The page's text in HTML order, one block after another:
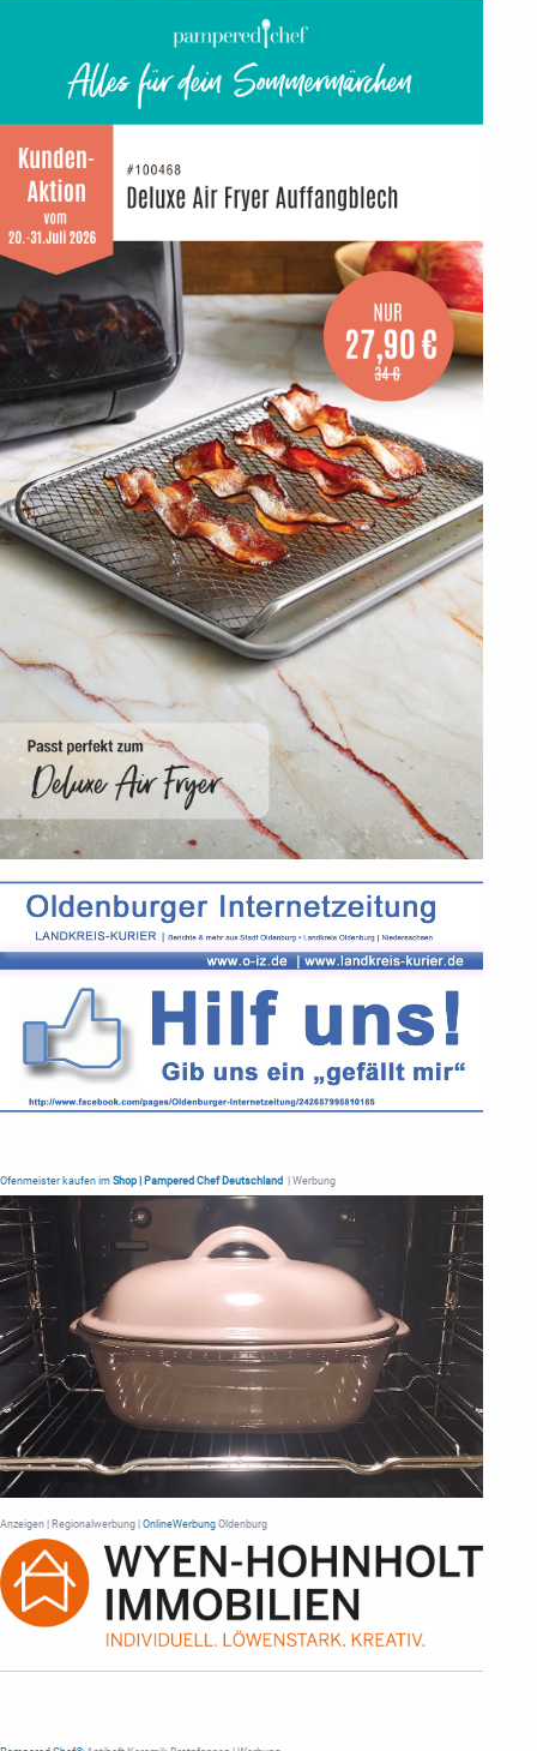
Ofenmeister kaufen im Shop | Pampered Chef Deutschland | Werbung
Anzeigen | Regionalwerbung | OnlineWerbung Oldenburg